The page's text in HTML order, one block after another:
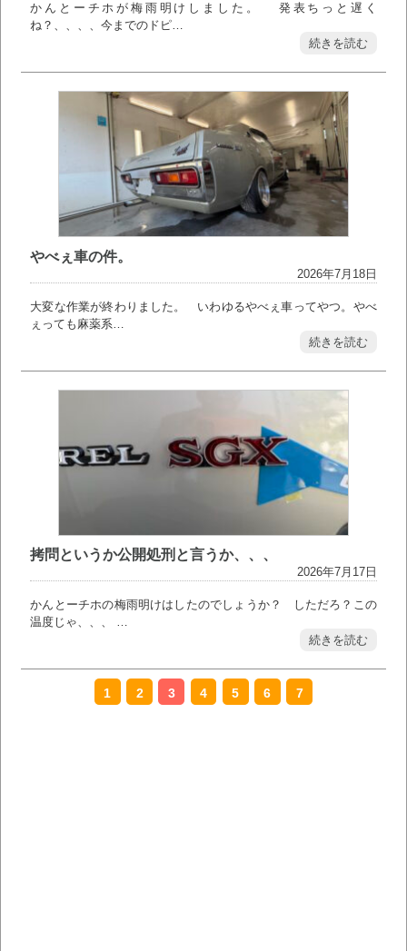
かんとーチホが梅雨明けしました。 発表ちっと遅く
ね？、、、、今までのドピ…
続きを読む
やべぇ車の件。
2026年7月18日
大変な作業が終わりました。 いわゆるやべぇ車ってやつ。やべ
ぇっても麻薬系…
続きを読む
拷問というか公開処刑と言うか、、、
2026年7月17日
かんとーチホの梅雨明けはしたのでしょうか？ しただろ？この
温度じゃ、、、 …
続きを読む
1 2 3 4 5 6 7